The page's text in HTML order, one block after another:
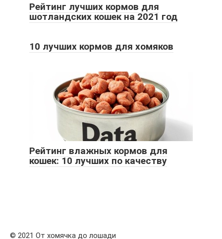
Рейтинг лучших кормов для
шотландских кошек на 2021 год
10 лучших кормов для хомяков
Рейтинг влажных кормов для
кошек: 10 лучших по качеству
© 2021 От хомячка до лошади